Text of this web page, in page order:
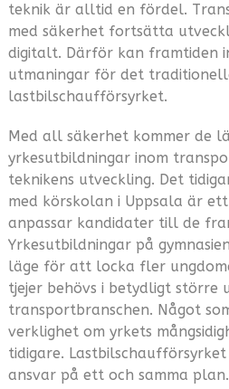
teknik är alltid en fördel.
med säkerhet fortsätta
digitalt. Därför kan framtiden
utmaningar för det
lastbilschaufförsyrket.
Med all säkerhet kommer de
yrkesutbildningar inom
teknikens utveckling. Det
med körskolan i Uppsala är
anpassar kandidater till de
Yrkesutbildningar på
läge för att locka fler
tjejer behövs i betydligt större
transportbranschen. Något
verklighet om yrkets
tidigare.
ansvar på ett och samma plan.